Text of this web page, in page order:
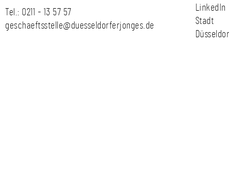
Tel.: 0211 - 13 57 57
geschaeftsstelle@duesseldorferjonges.de
LinkedIn
Stadt